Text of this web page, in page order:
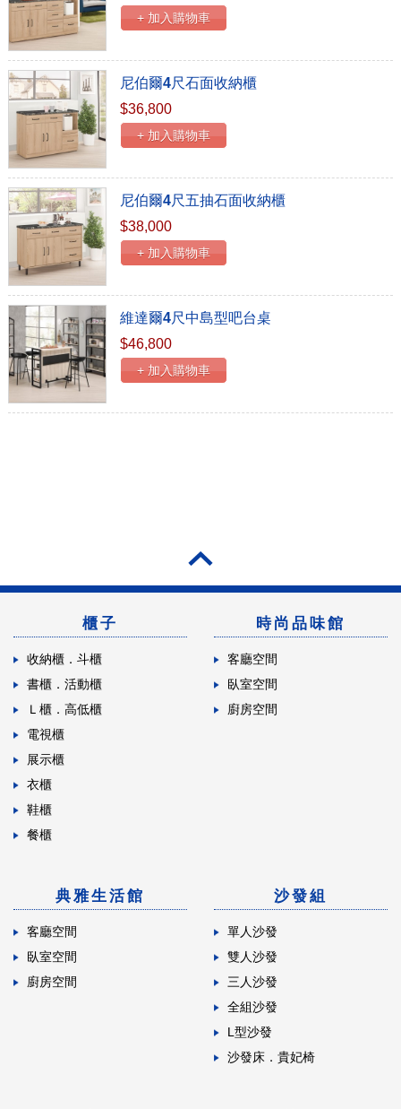
+ 加入購物車
尼伯爾4尺石面收納櫃
$36,800
+ 加入購物車
尼伯爾4尺五抽石面收納櫃
$38,000
+ 加入購物車
維達爾4尺中島型吧台桌
$46,800
+ 加入購物車
櫃子
收納櫃．斗櫃
書櫃．活動櫃
Ｌ櫃．高低櫃
電視櫃
展示櫃
衣櫃
鞋櫃
餐櫃
時尚品味館
客廳空間
臥室空間
廚房空間
典雅生活館
客廳空間
臥室空間
廚房空間
沙發組
單人沙發
雙人沙發
三人沙發
全組沙發
L型沙發
沙發床．貴妃椅